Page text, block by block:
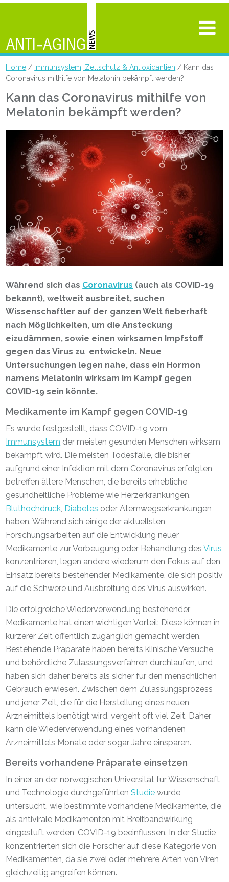
Home / Immunsystem, Zellschutz & Antioxidantien / Kann das
Coronavirus mithilfe von Melatonin bekämpft werden?
Kann das Coronavirus mithilfe von
Melatonin bekämpft werden?
Während sich das Coronavirus (auch als COVID-19
bekannt), weltweit ausbreitet, suchen
Wissenschaftler auf der ganzen Welt fieberhaft
nach Möglichkeiten, um die Ansteckung
eizudämmen, sowie einen wirksamen Impfstoff
gegen das Virus zu entwickeln. Neue
Untersuchungen legen nahe, dass ein Hormon
namens Melatonin wirksam im Kampf gegen
COVID-19 sein könnte.
Medikamente im Kampf gegen COVID-19
Es wurde festgestellt, dass COVID-19 vom
Immunsystem der meisten gesunden Menschen wirksam
bekämpft wird. Die meisten Todesfälle, die bisher
aufgrund einer Infektion mit dem Coronavirus erfolgten,
betreffen ältere Menschen, die bereits erhebliche
gesundheitliche Probleme wie Herzerkrankungen,
Bluthochdruck Diabetes oder Atemwegserkrankungen
haben. Während sich einige der aktuellsten
Forschungsarbeiten auf die Entwicklung neuer
Medikamente zur Vorbeugung oder Behandlung desVirus
konzentrieren, legen andere wiederum den Fokus auf den
Einsatz bereits bestehender Medikamente, die sich positiv
auf die Schwere und Ausbreitung des Virus auswirken.
Die erfolgreiche Wiederverwendung bestehender
Medikamente hat einen wichtigen Vorteil: Diese können in
kürzerer Zeit öffentlich zugänglich gemacht werden.
Bestehende Präparate haben bereits klinische Versuche
und behördliche Zulassungsverfahren durchlaufen, und
haben sich daher bereits als sicher für den menschlichen
Gebrauch erwiesen. Zwischen dem Zulassungsprozess
und jener Zeit, die für die Herstellung eines neuen
Arzneimittels benötigt wird, vergeht oft viel Zeit. Daher
kann die Wiederverwendung eines vorhandenen
Arzneimittels Monate oder sogar Jahre einsparen.
Bereits vorhandene Präparate einsetzen
In einer an der norwegischen Universität für Wissenschaft
und Technologie durchgeführtenStudie wurde
untersucht, wie bestimmte vorhandene Medikamente, die
als antivirale Medikamenten mit Breitbandwirkung
eingestuft werden, COVID-19 beeinflussen. In der Studie
konzentrierten sich die Forscher auf diese Kategorie von
Medikamenten, da sie zwei oder mehrere Arten von Viren
gleichzeitig angreifen können.